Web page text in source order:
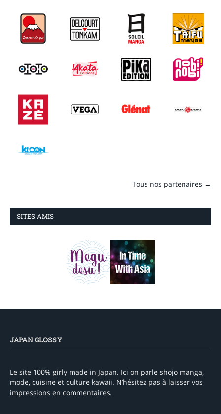
Tous nos partenaires →
SITES AMIS
JAPAN GLOSSY
Le site 100% girly made in Japan. Ici on parle shojo manga,
mode, cuisine et culture kawaii. N’hésitez pas à laisser vos
impressions en commentaires.